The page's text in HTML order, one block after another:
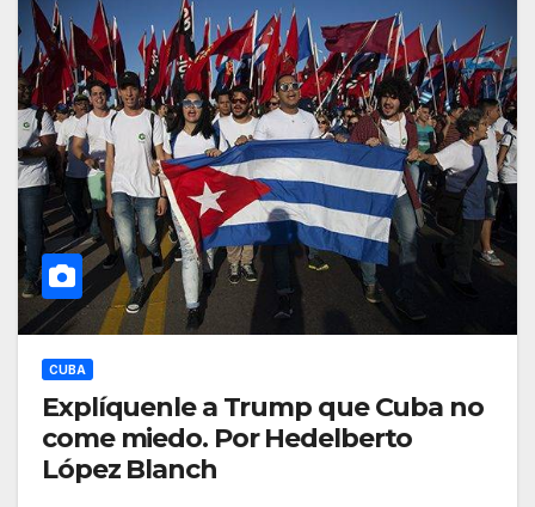
CUBA
Explíquenle a Trump que Cuba no
come miedo. Por Hedelberto
López Blanch